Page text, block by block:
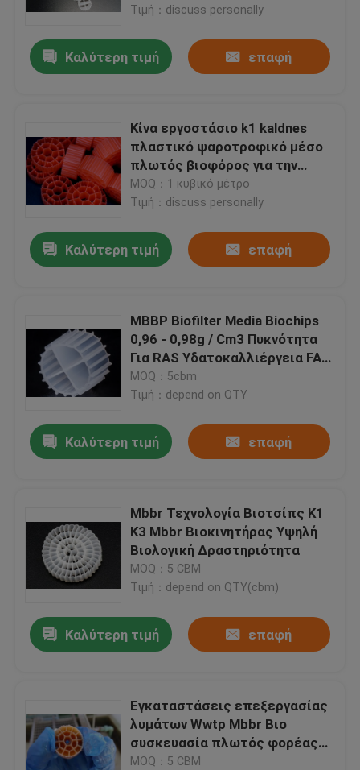
Σπίτι
Περίπου εμείς
Τιμή：discuss personally
Καλύτερη τιμή επαφή
Κίνα εργοστάσιο k1 kaldnes
πλαστικό ψαροτροφικό μέσο
πλωτός βιοφόρος για την
υδατοκαλλιέργεια RAS mbbr
αντιδραστήρας HDPE FDA
MOQ：1 κυβικό μέτρο
Τιμή：discuss personally
Καλύτερη τιμή επαφή
ΜΒΒΡ Biofilter Media Biochips
0,96 - 0,98g / Cm3 Πυκνότητα
Για RAS Υδατοκαλλιέργεια FAB
βιομέσα
MOQ：5cbm
Τιμή：depend on QTY
Καλύτερη τιμή επαφή
Mbbr Τεχνολογία Βιοτσίπς K1
K3 Mbbr Βιοκινητήρας Υψηλή
Βιολογική Δραστηριότητα
MOQ：5 CBM
Τιμή：depend on QTY(cbm)
Καλύτερη τιμή επαφή
Εγκαταστάσεις επεξεργασίας
λυμάτων Wwtp Mbbr Βιο
συσκευασία πλωτός φορέας
25*12mm
MOQ：5 CBM